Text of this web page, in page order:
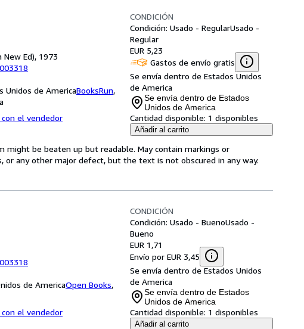
Ed), 1973
Unidos de AmericaBooksRun,
el vendedor
CONDICIÓN
Condición: Usado - RegularUsado -
Regular
EUR 5,23
Gastos de envío gratis
Se envía dentro de Estados Unidos
de America
Se envía dentro de Estados
Unidos de America
Cantidad disponible: 1 disponibles
Añadir al carrito
might be beaten up but readable. May contain markings or
or any other major defect, but the text is not obscured in any way.
de AmericaOpen Books,
el vendedor
CONDICIÓN
Condición: Usado - BuenoUsado -
Bueno
EUR 1,71
Envío por EUR 3,45
Se envía dentro de Estados Unidos
de America
Se envía dentro de Estados
Unidos de America
Cantidad disponible: 1 disponibles
Añadir al carrito